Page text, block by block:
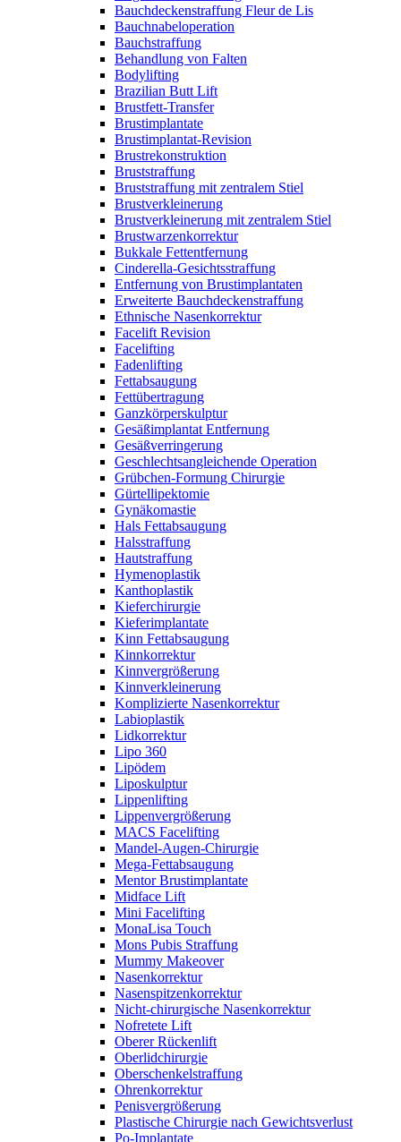
Bauchdeckenstraffung Fleur de Lis
Bauchnabeloperation
Bauchstraffung
Behandlung von Falten
Bodylifting
Brazilian Butt Lift
Brustfett-Transfer
Brustimplantate
Brustimplantat-Revision
Brustrekonstruktion
Bruststraffung
Bruststraffung mit zentralem Stiel
Brustverkleinerung
Brustverkleinerung mit zentralem Stiel
Brustwarzenkorrektur
Bukkale Fettentfernung
Cinderella-Gesichtsstraffung
Entfernung von Brustimplantaten
Erweiterte Bauchdeckenstraffung
Ethnische Nasenkorrektur
Facelift Revision
Facelifting
Fadenlifting
Fettabsaugung
Fettübertragung
Ganzkörperskulptur
Gesäßimplantat Entfernung
Gesäßverringerung
Geschlechtsangleichende Operation
Grübchen-Formung Chirurgie
Gürtellipektomie
Gynäkomastie
Hals Fettabsaugung
Halsstraffung
Hautstraffung
Hymenoplastik
Kanthoplastik
Kieferchirurgie
Kieferimplantate
Kinn Fettabsaugung
Kinnkorrektur
Kinnvergrößerung
Kinnverkleinerung
Komplizierte Nasenkorrektur
Labioplastik
Lidkorrektur
Lipo 360
Lipödem
Liposkulptur
Lippenlifting
Lippenvergrößerung
MACS Facelifting
Mandel-Augen-Chirurgie
Mega-Fettabsaugung
Mentor Brustimplantate
Midface Lift
Mini Facelifting
MonaLisa Touch
Mons Pubis Straffung
Mummy Makeover
Nasenkorrektur
Nasenspitzenkorrektur
Nicht-chirurgische Nasenkorrektur
Nofretete Lift
Oberer Rückenlift
Oberlidchirurgie
Oberschenkelstraffung
Ohrenkorrektur
Penisvergrößerung
Plastische Chirurgie nach Gewichtsverlust
Po-Implantate